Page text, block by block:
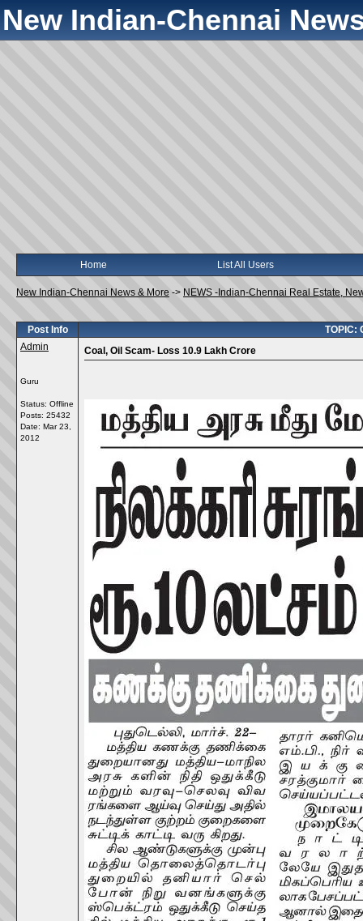
New Indian-Chennai
Home List All Users
New Indian-Chennai News & More -> NEWS -Indian-Chennai Real Estate,
Post Info
TOPIC:
Admin
Guru
Status: Offline
Posts: 25432
Date: Mar 23,
2012
Coal, Oil Scam- Loss 10.9 Lakh Crore